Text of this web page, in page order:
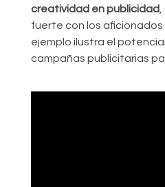
creatividad en publicidad
fuerte con los aficionados
ejemplo ilustra el
campañas publicitarias